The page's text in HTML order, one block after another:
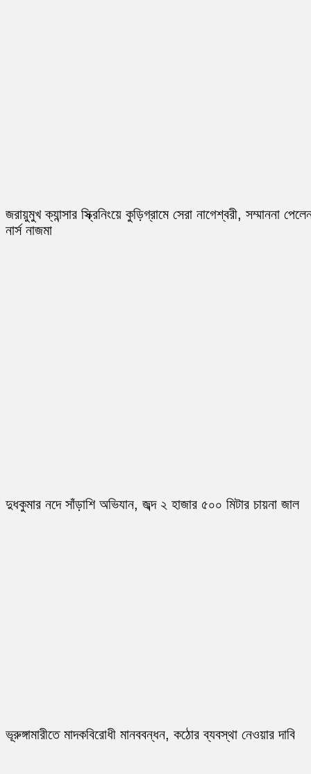
জরায়ুমুখ ক্যান্সার স্ক্রিনিংয়ে কুড়িগ্রামে সেরা নাগেশ্বরী, সম্মাননা
নার্স নাজমা
দুধকুমার নদে সাঁড়াশি অভিযান, জব্দ ২ হাজার ৫০০ মিটার চায়না জাল
ভূরুঙ্গামারীতে মাদকবিরোধী মানববন্ধন, কঠোর ব্যবস্থা নেওয়ার দাবি